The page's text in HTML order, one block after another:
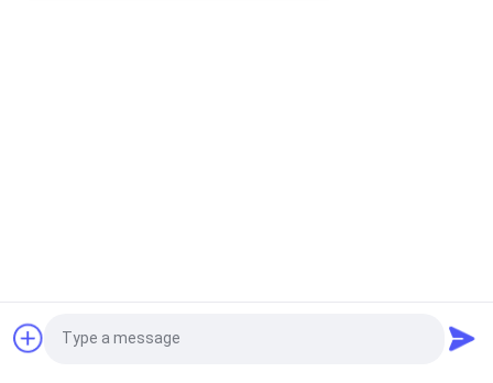
Labels Tissés
D'habillement
Demandez un devis